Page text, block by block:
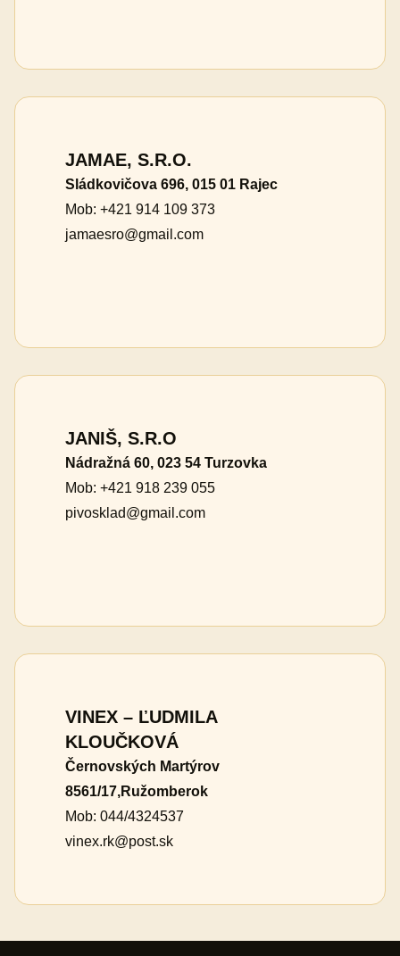
JAMAE, S.R.O.
Sládkovičova 696, 015 01 Rajec
Mob: +421 914 109 373
jamaesro@gmail.com
JANIŠ, S.R.O
Nádražná 60, 023 54 Turzovka
Mob: +421 918 239 055
pivosklad@gmail.com
VINEX – ĽUDMILA
KLOUČKOVÁ
Černovských Martýrov
8561/17,Ružomberok
Mob: 044/4324537
vinex.rk@post.sk